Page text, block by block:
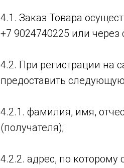
4.1. Заказ Товара
+7 9024740225 или
4.2. При регистрации на
предоставить
4.2.1. фамилия, имя,
(получателя);
4.2.2. адрес, по которому